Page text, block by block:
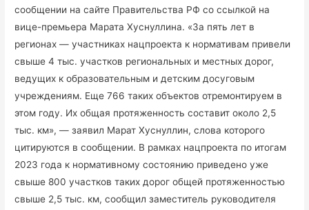
сообщении на сайте Правительства РФ со ссылкой на
вице-премьера Марата Хуснуллина. «За пять лет в
регионах — участниках нацпроекта к нормативам привели
свыше 4 тыс. участков региональных и местных дорог,
ведущих к образовательным и детским досуговым
учреждениям. Еще 766 таких объектов отремонтируем в
этом году. Их общая протяженность составит около 2,5
тыс. км», — заявил Марат Хуснуллин, слова которого
цитируются в сообщении. В рамках нацпроекта по итогам
2023 года к нормативному состоянию приведено уже
свыше 800 участков таких дорог общей протяженностью
свыше 2,5 тыс. км, сообщил заместитель руководителя